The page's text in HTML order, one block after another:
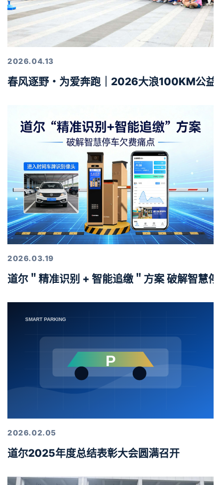
2026.04.13
春风逐野・为爱奔跑｜2026大浪100KM公益
2026.03.19
道尔＂精准识别 + 智能追缴＂方案 破解智慧
2026.02.05
道尔2025年度总结表彰大会圆满召开